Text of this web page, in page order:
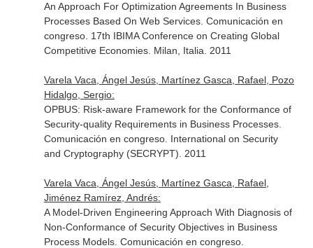
An Approach For Optimization Agreements In Business
Processes Based On Web Services. Comunicación en
congreso. 17th IBIMA Conference on Creating Global
Competitive Economies. Milan, Italia. 2011
Varela Vaca, Ángel Jesús, Martínez Gasca, Rafael, Pozo
Hidalgo, Sergio:
OPBUS: Risk-aware Framework for the Conformance of
Security-quality Requirements in Business Processes.
Comunicación en congreso. International on Security
and Cryptography (SECRYPT). 2011
Varela Vaca, Ángel Jesús, Martínez Gasca, Rafael,
Jiménez Ramírez, Andrés:
A Model-Driven Engineering Approach With Diagnosis of
Non-Conformance of Security Objectives in Business
Process Models. Comunicación en congreso.